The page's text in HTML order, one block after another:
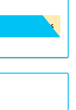
FREUNDE26